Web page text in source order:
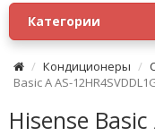
Категории
Кондиционеры
Basic A AS-
Hisense Basic